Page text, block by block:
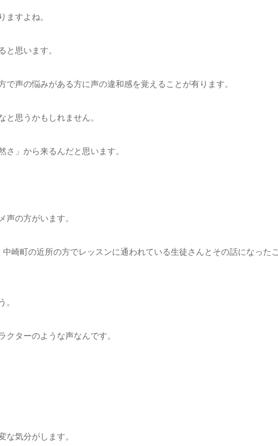
ますよね。
と思います。
声の悩みがある方に声の違和感を覚えることが有ります。
思うかもしれません。
」から来るんだと思います。
声の方がいます。
崎町の近所の方でレッスンに通われている生徒さんとその話になったこ
。
ターのような声なんです。
な気分がします。